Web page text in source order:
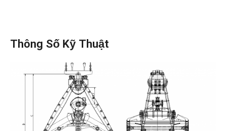
Thông Số Kỹ Thuật